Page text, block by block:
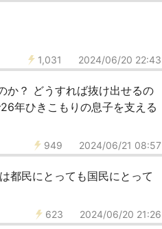
1,031 2024/06/20 22:43
か？ どうすれば抜け出せるの
年ひきこもりの息子を支える
949 2024/06/21 08:57
都民にとっても国民にとって
623 2024/06/20 21:26